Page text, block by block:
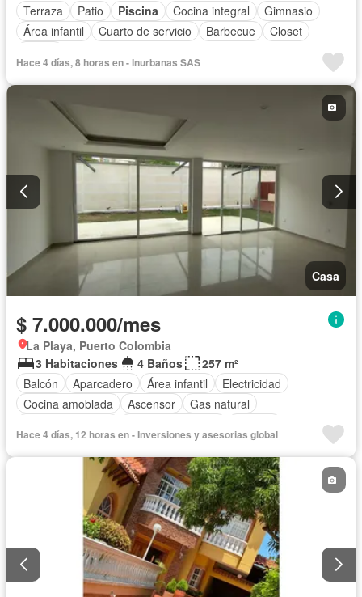
Terraza
Patio Piscina Cocina integral
Gimnasio
Área infantil
Cuarto de servicio Barbecue
Closet
Hace 4 días, 8 horas en - Inurbanas SAS
Casa
$ 7.000.000/mes
La Playa, Puerto Colombia
3 Habitaciones
4 Baños
257 m²
Balcón
Aparcadero Área infantil
Electricidad
Cocina amoblada
Ascensor
Gas natural
Cancha de tenis
Agua Patio
Hace 4 días, 12 horas en - Inversiones y asesorias global